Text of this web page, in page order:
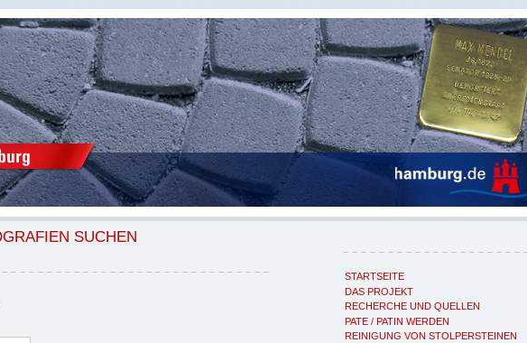
STARTSEITE
DAS PROJEKT
RECHERCHE UND QUELLEN
PATE / PATIN WERDEN
REINIGUNG VON STOLPERSTEINEN
SUCHEN